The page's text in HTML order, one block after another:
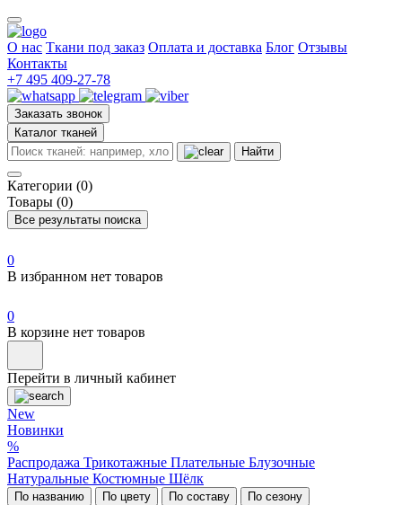
О нас Ткани под заказ Оплата и доставка Блог Отзывы
Контакты
+7 495 409-27-78
Заказать звонок
Каталог тканей
Найти
Категории (0)
Товары (0)
Все результаты поиска
0
В избранном нет товаров
0
В корзине нет товаров
Перейти в личный кабинет
New
Новинки
%
Распродажа Трикотажные Плательные Блузочные
Натуральные Костюмные Шёлк
По названию По цвету По составу По сезону